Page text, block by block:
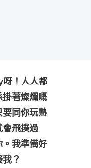
！人人都
掛著燦爛嘅
要同你玩熟
會飛撲過
。我準備好
？